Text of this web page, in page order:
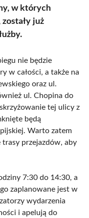
w których
już
nie będzie
w całości, a także na
oraz ul.
ul. Chopina do
tej ulicy z
będą
Warto zatem
przejazdów, aby
7:30 do 14:30, a
zaplanowane jest w
wydarzenia
i apelują do